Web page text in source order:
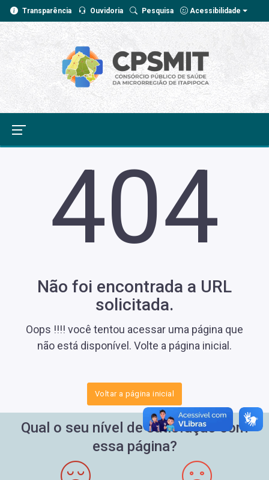
Transparência Ouvidoria Pesquisa Acessibilidade
404
Não foi encontrada a URL
solicitada.
Oops !!!! você tentou acessar uma página que
não está disponível. Volte a página inicial.
Voltar a página inicial
Qual o seu nível de satisfação com
essa página?